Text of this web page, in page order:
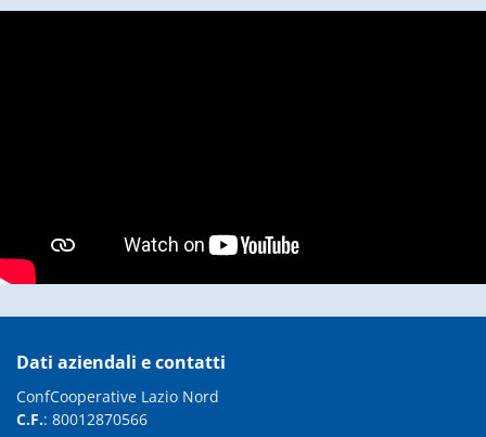
Dati aziendali e contatti
ConfCooperative Lazio Nord
C.F.: 80012870566